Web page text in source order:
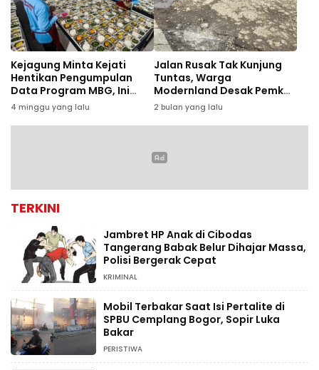
Kejagung Minta Kejati
Hentikan Pengumpulan
Data Program MBG, Ini
Alasannya
4 minggu yang lalu
Jalan Rusak Tak Kunjung
Tuntas, Warga
Modernland Desak Pemkot
Ambil Alih Fasilitas
Perumahan
2 bulan yang lalu
TERKINI
Jambret HP Anak di Cibodas
Tangerang Babak Belur Dihajar Massa,
Polisi Bergerak Cepat
KRIMINAL
Mobil Terbakar Saat Isi Pertalite di
SPBU Cemplang Bogor, Sopir Luka
Bakar
PERISTIWA